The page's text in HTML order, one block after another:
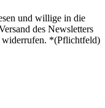
und willige in die
des Newsletters
*(Pflichtfeld)